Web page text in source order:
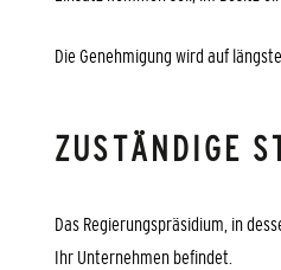
Die Genehmigung wird auf
ZUSTÄNDIGE
Das Regierungspräsidium, in
Ihr Unternehmen befindet.